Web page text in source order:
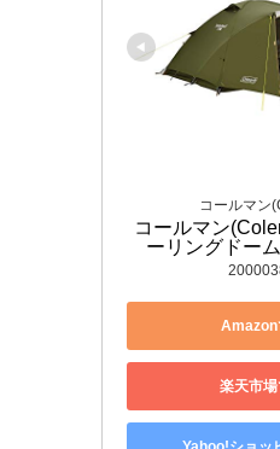
コールマン
コールマン
ーリングドー
Amazon
楽天市